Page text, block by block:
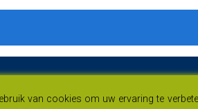
van cookies om uw ervaring te